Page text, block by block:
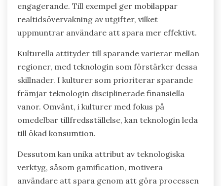
engagerande. Till exempel ger mobilappar
realtidsövervakning av utgifter, vilket
uppmuntrar användare att spara mer effektivt.
Kulturella attityder till sparande varierar mellan
regioner, med teknologin som förstärker dessa
skillnader. I kulturer som prioriterar sparande
främjar teknologin disciplinerade finansiella
vanor. Omvänt, i kulturer med fokus på
omedelbar tillfredsställelse, kan teknologin leda
till ökad konsumtion.
Dessutom kan unika attribut av teknologiska
verktyg, såsom gamification, motivera
användare att spara genom att göra processen